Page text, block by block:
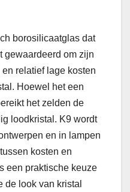
borosilicaatglas dat
gewaardeerd om zijn
relatief lage kosten
Hoewel het een
het zelden de
loodkristal. K9 wordt
en in lampen
kosten en
een praktische keuze
de look van kristal